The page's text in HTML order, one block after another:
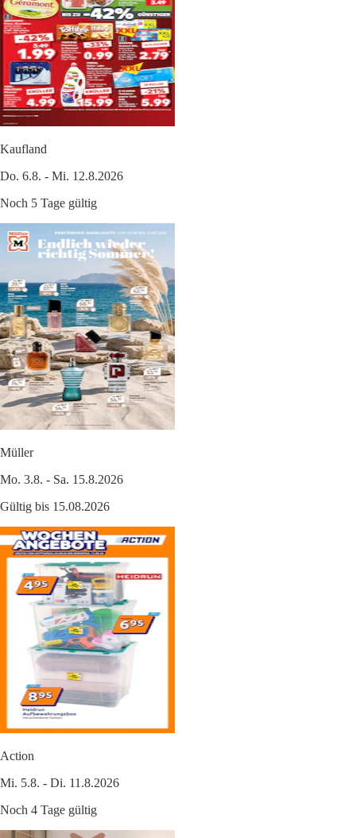
Kaufland
Do. 6.8. - Mi. 12.8.2026
Noch 5 Tage gültig
Müller
Mo. 3.8. - Sa. 15.8.2026
Gültig bis 15.08.2026
Action
Mi. 5.8. - Di. 11.8.2026
Noch 4 Tage gültig